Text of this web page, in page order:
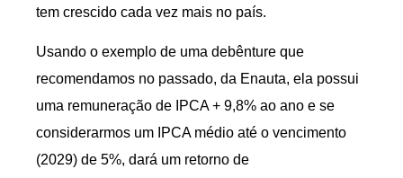
tem crescido cada vez mais no país.
Usando o exemplo de uma debênture que
recomendamos no passado, da Enauta, ela possui
uma remuneração de IPCA + 9,8% ao ano e se
considerarmos um IPCA médio até o vencimento
(2029) de 5%, dará um retorno de